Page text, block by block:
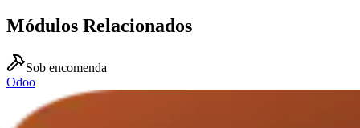
Módulos Relacionados
Sob encomenda
Odoo